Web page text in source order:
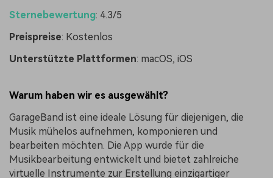
Sternebewertung: 4.3/5
Preispreise: Kostenlos
Unterstützte Plattformen: macOS, iOS
Warum haben wir es ausgewählt?
GarageBand ist eine ideale Lösung für diejenigen, die
Musik mühelos aufnehmen, komponieren und
bearbeiten möchten. Die App wurde für die
Musikbearbeitung entwickelt und bietet zahlreiche
virtuelle Instrumente zur Erstellung einzigartiger